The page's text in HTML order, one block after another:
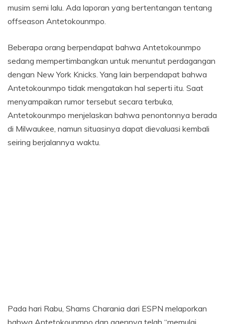
musim semi lalu. Ada laporan yang bertentangan tentang
offseason Antetokounmpo.
Beberapa orang berpendapat bahwa Antetokounmpo
sedang mempertimbangkan untuk menuntut perdagangan
dengan New York Knicks. Yang lain berpendapat bahwa
Antetokounmpo tidak mengatakan hal seperti itu. Saat
menyampaikan rumor tersebut secara terbuka,
Antetokounmpo menjelaskan bahwa penontonnya berada
di Milwaukee, namun situasinya dapat dievaluasi kembali
seiring berjalannya waktu.
Pada hari Rabu, Shams Charania dari ESPN melaporkan
bahwa Antetokounmpo dan agennya telah “memulai